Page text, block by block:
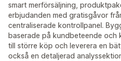
smart merförsäljning,
erbjudanden med gratisgåvor
centraliserade kontrollpanel.
baserade på kundbeteende
till större köp och leverera en
också en detaljerad